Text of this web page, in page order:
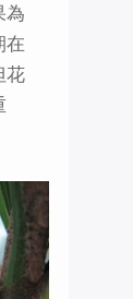
為
在
花